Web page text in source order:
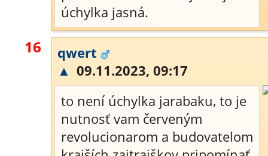
úchylka jasná.
16
qwert
▲ 09.11.2023, 09:17
to není úchylka jarabaku, to je
nutnosť vam červeným
revolucionarom a budovatelom